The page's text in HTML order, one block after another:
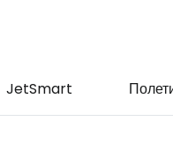
JetSmart